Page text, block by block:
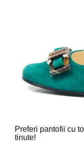
Preferi pantofii cu
tinute!